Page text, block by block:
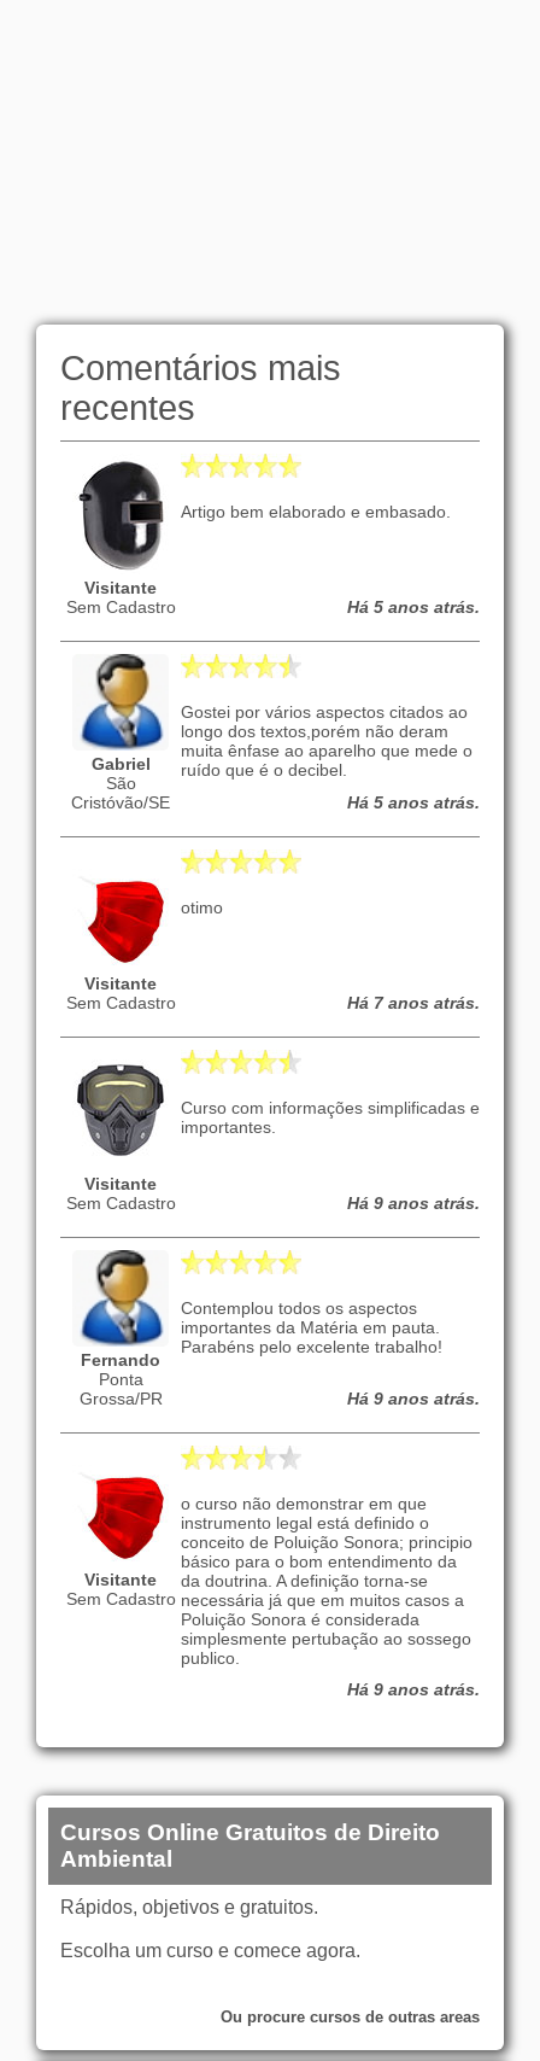
Comentários mais
recentes
Visitante
Sem Cadastro
Artigo bem elaborado e embasado.
Há 5 anos atrás.
Gabriel
São
Cristóvão/SE
Gostei por vários aspectos citados ao
longo dos textos,porém não deram
muita ênfase ao aparelho que mede o
ruído que é o decibel.
Há 5 anos atrás.
Visitante
Sem Cadastro
otimo
Há 7 anos atrás.
Visitante
Sem Cadastro
Curso com informações simplificadas e
importantes.
Há 9 anos atrás.
Fernando
Ponta
Grossa/PR
Contemplou todos os aspectos
importantes da Matéria em pauta.
Parabéns pelo excelente trabalho!
Há 9 anos atrás.
Visitante
Sem Cadastro
o curso não demonstrar em que
instrumento legal está definido o
conceito de Poluição Sonora; principio
básico para o bom entendimento da
da doutrina. A definição torna-se
necessária já que em muitos casos a
Poluição Sonora é considerada
simplesmente pertubação ao sossego
publico.
Há 9 anos atrás.
Cursos Online Gratuitos de Direito
Ambiental
Rápidos, objetivos e gratuitos.
Escolha um curso e comece agora.
Ou procure cursos de outras areas